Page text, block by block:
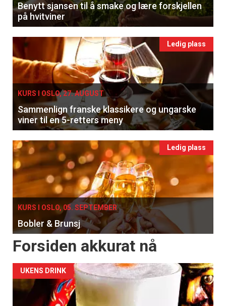
Benytt sjansen til å smake og lære forskjellen
på hvitviner
Ledig plass
KURS I OSLO, 27. AUGUST
Sammenlign franske klassikere og ungarske
viner til en 5-retters meny
Ledig plass
KURS I OSLO, 05. SEPTEMBER
Bobler & Brunsj
Forsiden akkurat nå
UKENS DRINK